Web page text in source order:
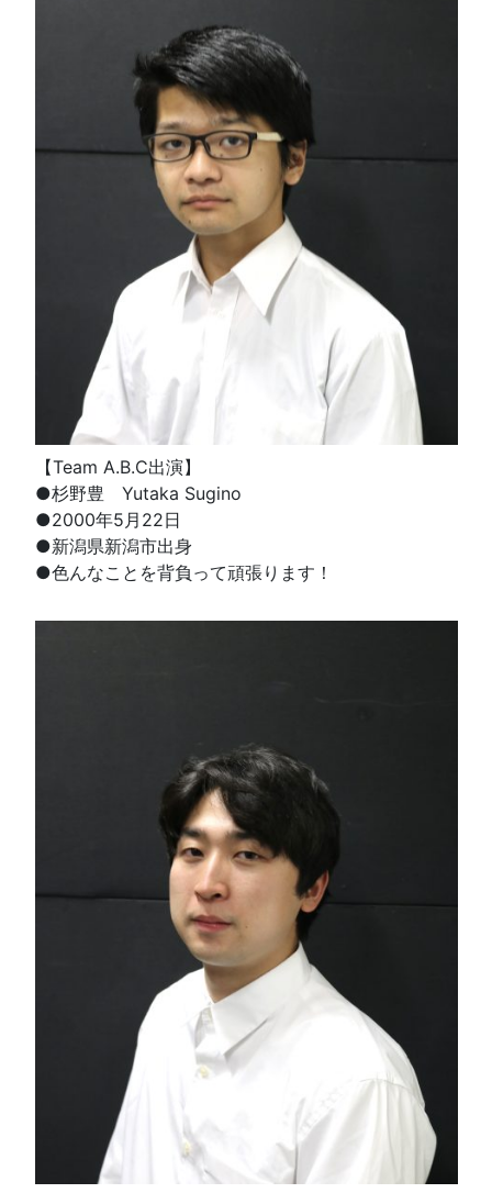
【Team A.B.C出演】
●杉野豊 Yutaka Sugino
●2000年5月22日
●新潟県新潟市出身
●色んなことを背負って頑張ります！